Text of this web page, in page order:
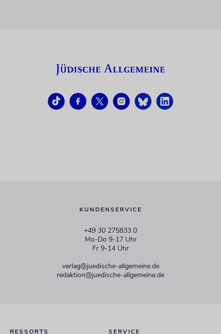
KUNDENSERVICE
+49 30 275833 0
Mo-Do 9-17 Uhr
Fr 9-14 Uhr
verlag@juedische-allgemeine.de
redaktion@juedische-allgemeine.de
RESSORTS SERVICE